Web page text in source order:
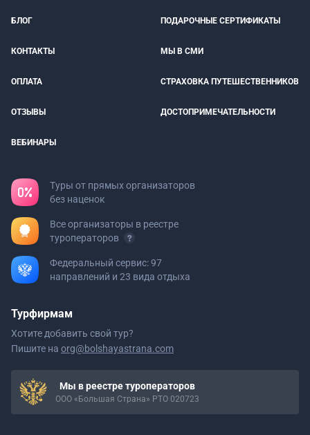
БЛОГ ПОДАРОЧНЫЕ СЕРТИФИКАТЫ
КОНТАКТЫ МЫ В СМИ
ОПЛАТА СТРАХОВКА ПУТЕШЕСТВЕННИКОВ
ОТЗЫВЫ ДОСТОПРИМЕЧАТЕЛЬНОСТИ
ВЕБИНАРЫ
Туры от прямых организаторов
без наценок
Все организаторы в реестре
туроператоров
Федеральный сервис: 97
направлений и 23 вида отдыха
Турфирмам
Хотите добавить свой тур?
Пишите на org@bolshayastrana.com
Мы в реестре туроператоров
ООО «Большая Страна» РТО 020723